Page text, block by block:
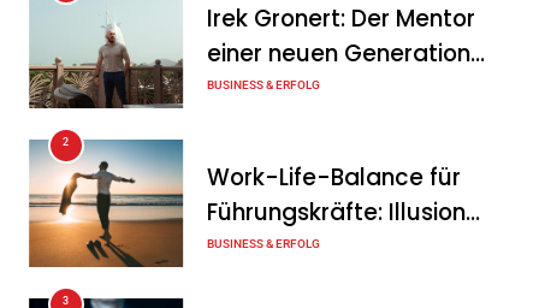
Geschäftsverlauf im
zweiten Quartal
Intersolar-Trend 2026:
Warum Batteriespeicher
zum wichtigsten Baustein
der Energiewende werden
Irek Gronert: Der Mentor
einer neuen Generation
von Unternehmern
BUSINESS & ERFOLG
2
Work-Life-Balance für
Führungskräfte: Illusion
oder echte Chance?
BUSINESS & ERFOLG
3